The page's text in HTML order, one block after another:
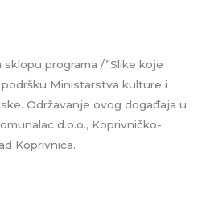
programa /”Slike koje
Ministarstva kulture i
Održavanje ovog događaja u
d.o.o., Koprivničko-
Koprivnica.